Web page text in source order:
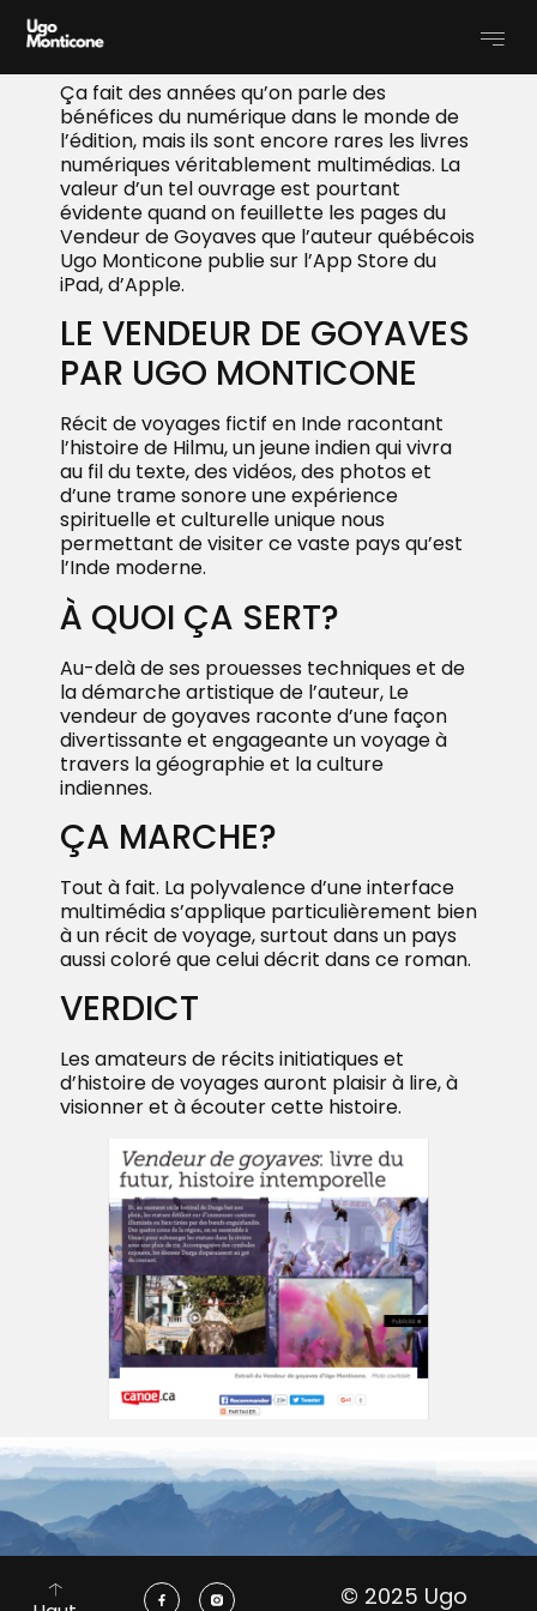
Ajoutez votre titre ici
Ajoutez votre titre ici
Ça fait des années qu’on parle des
bénéfices du numérique dans le monde de
l’édition, mais ils sont encore rares les livres
numériques véritablement multimédias. La
valeur d’un tel ouvrage est pourtant
évidente quand on feuillette les pages du
Vendeur de Goyaves que l’auteur québécois
Ugo Monticone publie sur l’App Store du
iPad, d’Apple.
LE VENDEUR DE GOYAVES
PAR UGO MONTICONE
Récit de voyages fictif en Inde racontant
l’histoire de Hilmu, un jeune indien qui vivra
au fil du texte, des vidéos, des photos et
d’une trame sonore une expérience
spirituelle et culturelle unique nous
permettant de visiter ce vaste pays qu’est
l’Inde moderne.
À QUOI ÇA SERT?
Au-delà de ses prouesses techniques et de
la démarche artistique de l’auteur, Le
vendeur de goyaves raconte d’une façon
divertissante et engageante un voyage à
travers la géographie et la culture
indiennes.
ÇA MARCHE?
Tout à fait. La polyvalence d’une interface
multimédia s’applique particulièrement bien
à un récit de voyage, surtout dans un pays
aussi coloré que celui décrit dans ce roman.
VERDICT
Les amateurs de récits initiatiques et
d’histoire de voyages auront plaisir à lire, à
visionner et à écouter cette histoire.
© 2025 Ugo